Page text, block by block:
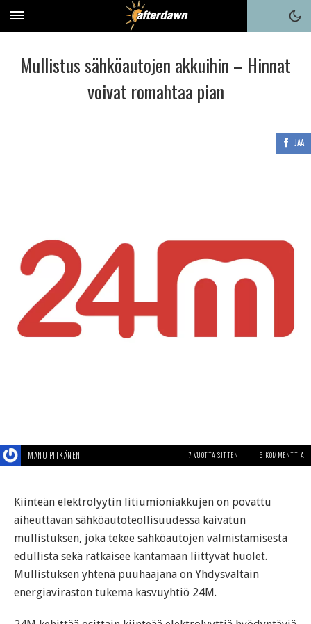
Mullistus sähköautojen akkuihin – Hinnat
voivat romahtaa pian
JAA
MANU PITKÄNEN 7 VUOTTA SITTEN 6 KOMMENTTIA
Kiinteän elektrolyytin litiumioniakkujen on povattu
aiheuttavan sähköautoteollisuudessa kaivatun
mullistuksen, joka tekee sähköautojen valmistamisesta
edullista sekä ratkaisee kantamaan liittyvät huolet.
Mullistuksen yhtenä puuhaajana on Yhdysvaltain
energiaviraston tukema kasvuyhtiö 24M.